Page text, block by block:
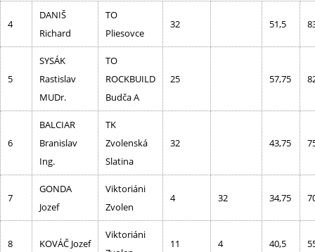
4
DANIŠ
Richard
TO
Pliesovce
32 51,5
5
SYSÁK
Rastislav
MUDr.
TO
ROCKBUILD
Budča A
25 57,75
6
BALCIAR
Branislav
Ing.
TK
Zvolenská
Slatina
32 43,75
7
GONDA
Jozef
Viktoriáni
Zvolen
4 32 34,75
8 KOVÁČ Jozef
Viktoriáni
11 4 40,5